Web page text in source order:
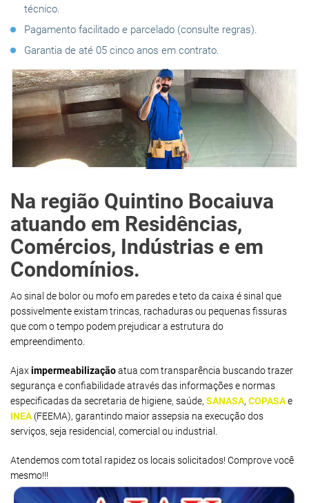
técnico.
Pagamento facilitado e parcelado (consulte regras).
Garantia de até 05 cinco anos em contrato.
Na região Quintino Bocaiuva
atuando em Residências,
Comércios, Indústrias e em
Condomínios.
Ao sinal de bolor ou mofo em paredes e teto da caixa é sinal que
possivelmente existam trincas, rachaduras ou pequenas fissuras
que com o tempo podem prejudicar a estrutura do
empreendimento.
Ajaximpermeabilizaçãoatua com transparência buscando trazer
segurança e confiabilidade através das informações e normas
especificadas da secretaria de higiene, saúde, SANASA, COPASAe
INEA (FEEMA), garantindo maior assepsia na execução dos
serviços, seja residencial, comercial ou industrial.
Atendemos com total rapidez os locais solicitados! Comprove você
mesmo!!!